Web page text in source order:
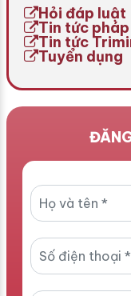
không thực hiện […]
Hỏi đáp luật
Tin tức
Tin tức
Tuyển dụng